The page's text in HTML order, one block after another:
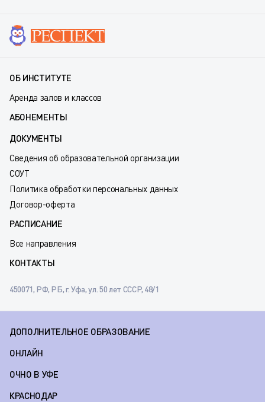
ОБ ИНСТИТУТЕ
Аренда залов и классов
АБОНЕМЕНТЫ
ДОКУМЕНТЫ
Сведения об образовательной организации
СОУТ
Политика обработки персональных данных
Договор-оферта
РАСПИСАНИЕ
Все направления
КОНТАКТЫ
450071, РФ, РБ, г. Уфа, ул. 50 лет СССР, 48/1
ДОПОЛНИТЕЛЬНОЕ ОБРАЗОВАНИЕ
ОНЛАЙН
ОЧНО В УФЕ
КРАСНОДАР